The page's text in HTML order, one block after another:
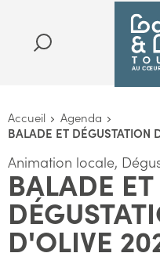
Accueil
Agenda
BALADE ET DÉGUSTATION
Animation locale,
BALADE ET
D'OLIVE